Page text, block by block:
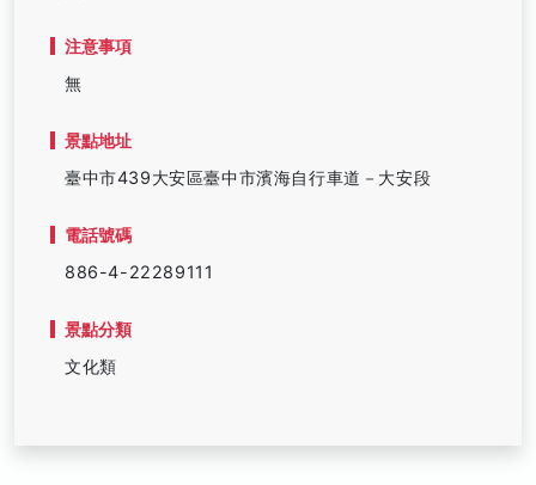
注意事項
無
景點地址
臺中市439大安區臺中市濱海自行車道－大安段
電話號碼
886-4-22289111
景點分類
文化類